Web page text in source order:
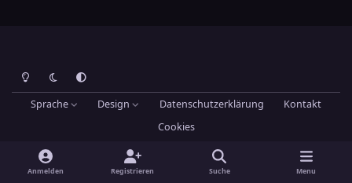
Heller ModusDunkler ModusSystemeinstellung
Sprache Design Datenschutzerklärung
Kontakt
Cookies
Hans-Joachim Maier
Invision Community
Anmelden Registrieren Suche Menu